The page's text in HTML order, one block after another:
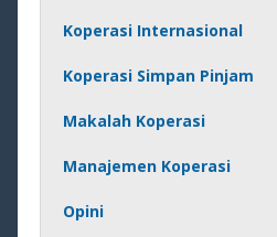
Koperasi Internasional
Koperasi Simpan Pinjam
Makalah Koperasi
Manajemen Koperasi
Opini